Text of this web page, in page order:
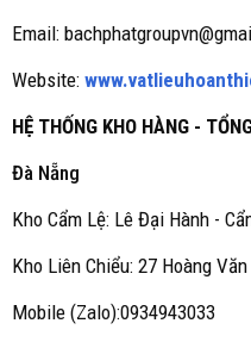
Email:
Website:
HỆ THỐNG KHO HÀNG -
Đà Nẵng
Kho Cẩm Lệ: Lê Đại Hành -
Kho Liên Chiểu: 27 Hoàng
Mobile (Zalo):0934943033